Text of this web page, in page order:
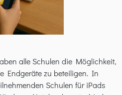
alle Schulen die Möglichkeit,
Endgeräte zu beteiligen. In
Schulen für iPads